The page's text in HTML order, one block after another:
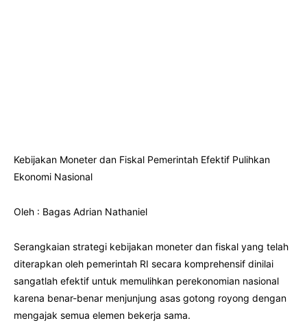
Kebijakan Moneter dan Fiskal Pemerintah Efektif Pulihkan
Ekonomi Nasional
Oleh : Bagas Adrian Nathaniel
Serangkaian strategi kebijakan moneter dan fiskal yang telah
diterapkan oleh pemerintah RI secara komprehensif dinilai
sangatlah efektif untuk memulihkan perekonomian nasional
karena benar-benar menjunjung asas gotong royong dengan
mengajak semua elemen bekerja sama.